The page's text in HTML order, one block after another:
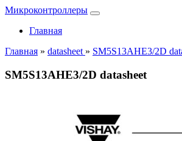
Микроконтроллеры
Главная
Главная » datasheet » SM5S13AHE3/2D
SM5S13AHE3/2D datasheet